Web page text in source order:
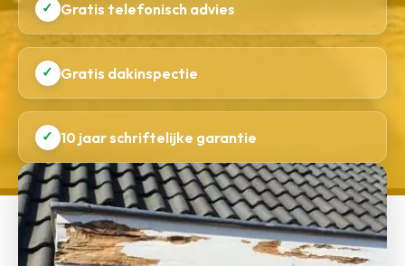
✓ Gratis telefonisch advies
✓ Gratis dakinspectie
✓ 10 jaar schriftelijke garantie